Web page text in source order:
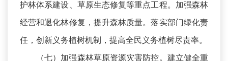
护林体系建设、草原生态修复等重点工程。加强森林
经营和退化林修复，提升森林质量。落实部门绿化责
任，创新义务植树机制，提高全民义务植树尽责率。
（七）加强森林草原资源灾害防控。建立健全重